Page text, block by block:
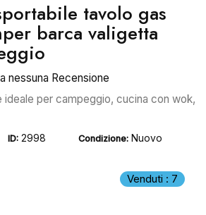
tavolo gas
barca valigetta
nessuna Recensione
ideale per campeggio, cucina con wok,
ID: 2998 Condizione: Nuovo
Venduti : 7